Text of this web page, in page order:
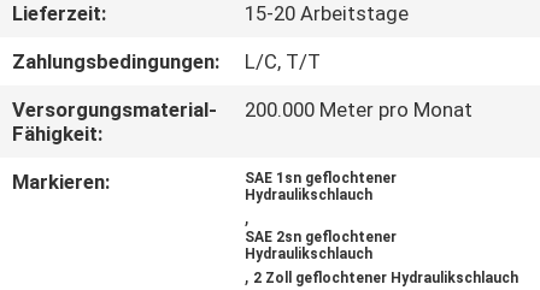
SIE
MIT
UNS
IN
VERBINDUNG
Lieferzeit:
15-20 Arbeitstage
Zahlungsbedingungen:
L/C, T/T
Versorgungsmaterial-
Fähigkeit:
200.000 Meter pro Monat
Markieren:
SAE 1sn geflochtener
Hydraulikschlauch
,
SAE 2sn geflochtener
Hydraulikschlauch
, 2 Zoll geflochtener Hydraulikschlauch